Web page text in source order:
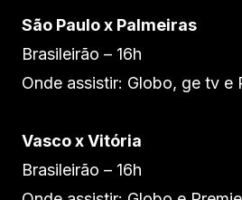
São Paulo x Palmeiras
Brasileirão – 16h
Onde assistir: Globo, ge tv e
Vasco x Vitória
Brasileirão – 16h